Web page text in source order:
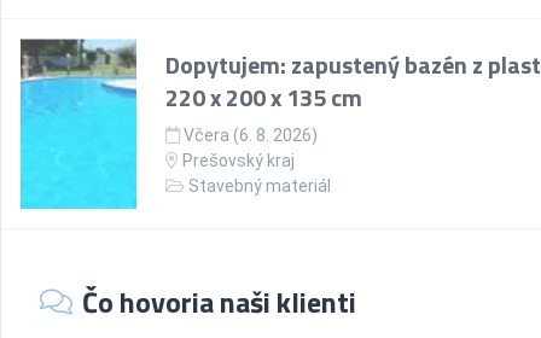
Dopytujem: zapustený bazén z
220 x 200 x 135 cm
Včera (6. 8. 2026)
Prešovský kraj
Stavebný materiál
Čo hovoria naši klienti